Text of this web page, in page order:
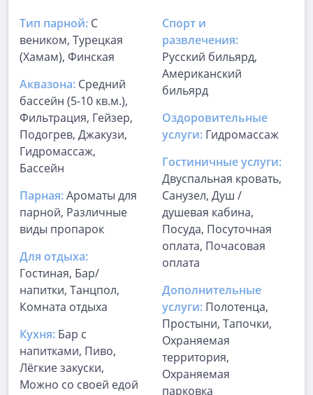
Тип парной: С
веником, Турецкая
(Хамам), Финская
Аквазона: Средний
бассейн (5-10 кв.м.),
Фильтрация, Гейзер,
Подогрев, Джакузи,
Гидромассаж,
Бассейн
Парная:Ароматы для
парной, Различные
виды пропарок
Для отдыха:
Гостиная, Бар/
напитки, Танцпол,
Комната отдыха
Кухня: Бар с
напитками, Пиво,
Лёгкие закуски,
Можно со своей едой
Спорт и
развлечения:
Русский бильярд,
Американский
бильярд
Оздоровительные
услуги: Гидромассаж
Гостиничные услуги:
Двуспальная кровать,
Санузел, Душ /
душевая кабина,
Посуда, Посуточная
оплата, Почасовая
оплата
Дополнительные
услуги: Полотенца,
Простыни, Тапочки,
Охраняемая
территория,
Охраняемая
парковка